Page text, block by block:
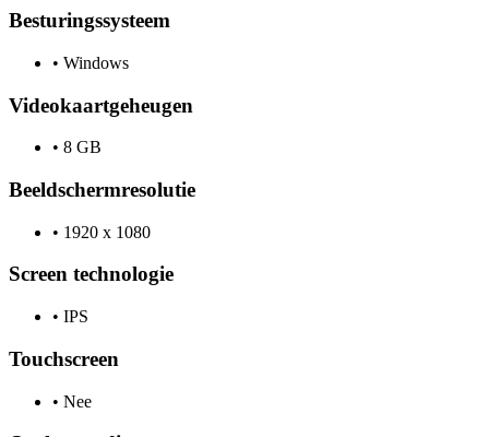
Besturingssysteem
• Windows
Videokaartgeheugen
• 8 GB
Beeldschermresolutie
• 1920 x 1080
Screen technologie
• IPS
Touchscreen
• Nee